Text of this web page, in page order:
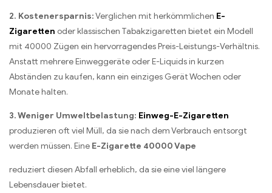
2. Kostenersparnis:Verglichen mit herkömmlichen E-
Zigaretten oder klassischen Tabakzigaretten bietet ein Modell
mit 40000 Zügen ein hervorragendes Preis-Leistungs-Verhältnis.
Anstatt mehrere Einweggeräte oder E-Liquids in kurzen
Abständen zu kaufen, kann ein einziges Gerät Wochen oder
Monate halten.
3. Weniger Umweltbelastung: Einweg-E-Zigaretten
produzieren oft viel Müll, da sie nach dem Verbrauch entsorgt
werden müssen. Eine E-Zigarette 40000 Vape
reduziert diesen Abfall erheblich, da sie eine viel längere
Lebensdauer bietet.